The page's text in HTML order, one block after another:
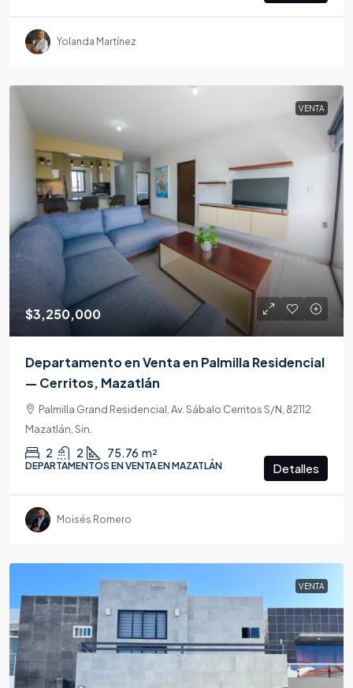
Yolanda Martínez
VENTA
$3,250,000
Departamento en Venta en Palmilla Residencial
— Cerritos, Mazatlán
Palmilla Grand Residencial, Av. Sábalo Cerritos S/N, 82112
Mazatlán, Sin.
2 2 75.76 m²
DEPARTAMENTOS EN VENTA EN MAZATLÁN Detalles
Moisés Romero
VENTA